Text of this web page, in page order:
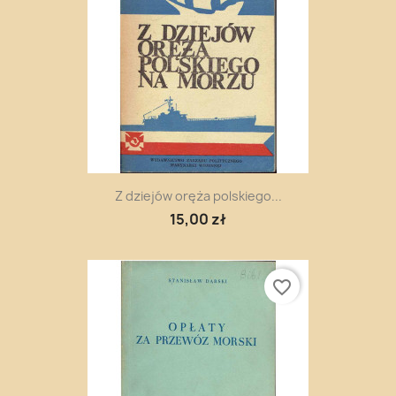
Z dziejów oręża polskiego...
15,00 zł
favorite_border